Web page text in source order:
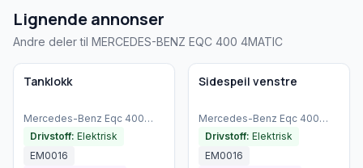
Lignende annonser
Andre deler til MERCEDES-BENZ EQC 400 4MATIC
Brukt - god tilstand
Bedrift
Tanklokk
Mercedes-Benz Eqc 400
4matic(2021)
Drivstoff: Elektrisk
EM0016
Brukt - god tilstand
Bedrift
Sidespeil venstre
Mercedes-Benz Eqc 400
4matic(2021)
Drivstoff: Elektrisk
EM0016